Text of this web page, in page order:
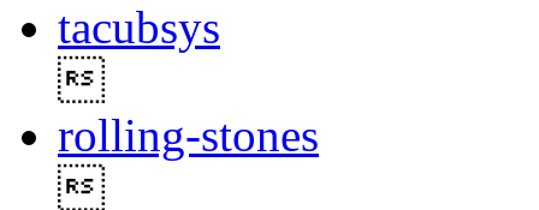
tacubsys
rolling-stones